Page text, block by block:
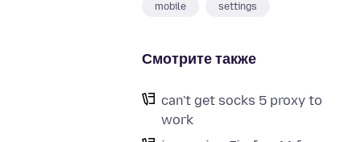
mobile settings
Смотрите также
can't get socks 5 proxy to
work